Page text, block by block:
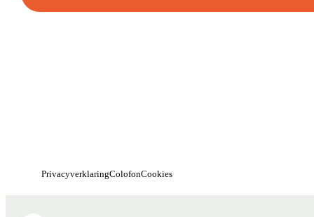
PrivacyverklaringColofonCookies